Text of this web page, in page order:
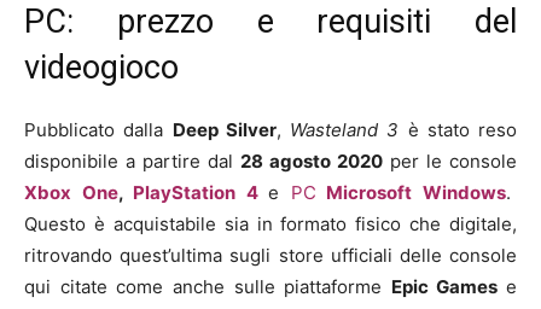
PC: prezzo e requisiti del
videogioco
Pubblicato dalla Deep Silver, Wasteland 3 è stato reso
disponibile a partire dal 28 agosto 2020 per le console
Xbox One, PlayStation 4 e PC Microsoft Windows.
Questo è acquistabile sia in formato fisico che digitale,
ritrovando quest’ultima sugli store ufficiali delle console
qui citate come anche sulle piattaforme Epic Games e